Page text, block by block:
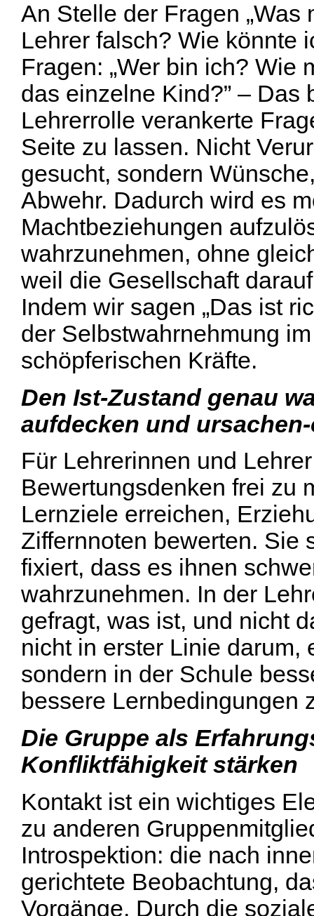
An Stelle der Fragen
Lehrer falsch? Wie könnte
Fragen: „Wer bin ich? Wie
das einzelne Kind?” – Das
Lehrerrolle verankerte
Seite zu lassen. Nicht
gesucht, sondern
Abwehr. Dadurch wird es
Machtbeziehungen
wahrzunehmen, ohne
weil die Gesellschaft
Indem wir sagen „Das ist
der Selbstwahrnehmung
schöpferischen Kräfte.
Den Ist-Zustand genau
aufdecken und
Für Lehrerinnen und
Bewertungsdenken frei zu
Lernziele erreichen,
Ziffernnoten bewerten. Sie
fixiert, dass es ihnen
wahrzunehmen. In der
gefragt, was ist, und nicht
nicht in erster Linie darum,
sondern in der Schule
bessere Lernbedingungen
Die Gruppe als
Konfliktfähigkeit stärken
Kontakt ist ein wichtiges
zu anderen
Introspektion: die nach
gerichtete Beobachtung,
Vorgänge. Durch die